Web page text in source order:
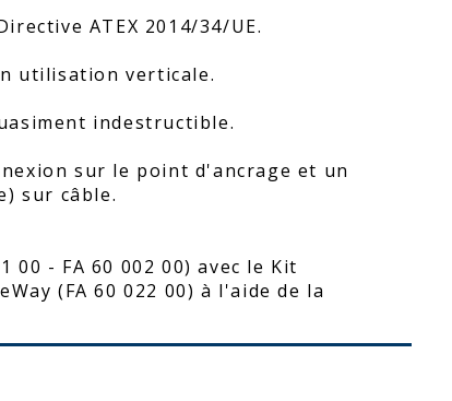
ATEX 2014/34/UE.
utilisation verticale.
indestructible.
sur le point d'ancrage et un
sur câble.
00 - FA 60 002 00) avec le Kit
(FA 60 022 00) à l'aide de la